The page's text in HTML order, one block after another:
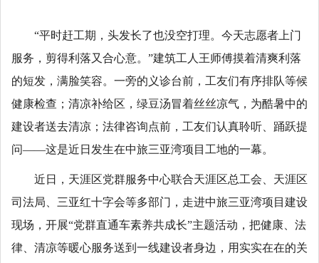
“平时赶工期，头发长了也没空打理。今天志愿者上门
服务，剪得利落又合心意。”建筑工人王师傅摸着清爽利落
的短发，满脸笑容。一旁的义诊台前，工友们有序排队等候
健康检查；清凉补给区，绿豆汤冒着丝丝凉气，为酷暑中的
建设者送去清凉；法律咨询点前，工友们认真聆听、踊跃提
问——这是近日发生在中旅三亚湾项目工地的一幕。
近日，天涯区党群服务中心联合天涯区总工会、天涯区
司法局、三亚红十字会等多部门，走进中旅三亚湾项目建设
现场，开展“党群直通车素养共成长”主题活动，把健康、法
律、清凉等暖心服务送到一线建设者身边，用实实在在的关